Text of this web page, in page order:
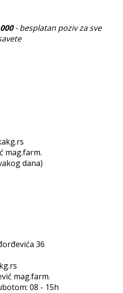
- besplatan poziv za sve
mag.farm.
dana)
36
mag.farm.
08 - 15h